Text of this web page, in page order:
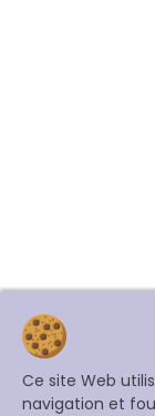
Ce site Web
navigation et